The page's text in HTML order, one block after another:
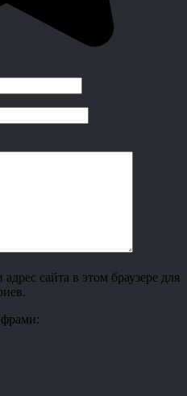
сайта в этом браузере для